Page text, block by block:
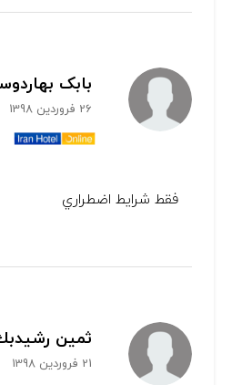
بابک
26 فروردین 1398
فقط شرايط اضطراري
ثمين
21 فروردین 1398